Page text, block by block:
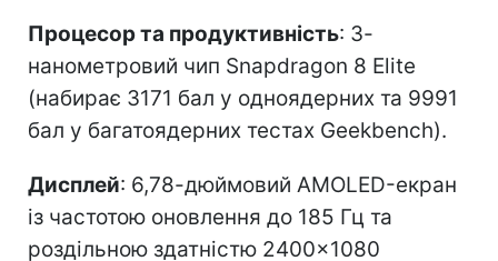
Процесор та продуктивність: 3-
нанометровий чип Snapdragon 8 Elite
(набирає 3171 бал у одноядерних та 9991
бал у багатоядерних тестах Geekbench).
Дисплей: 6,78-дюймовий AMOLED-екран
із частотою оновлення до 185 Гц та
роздільною здатністю 2400×1080